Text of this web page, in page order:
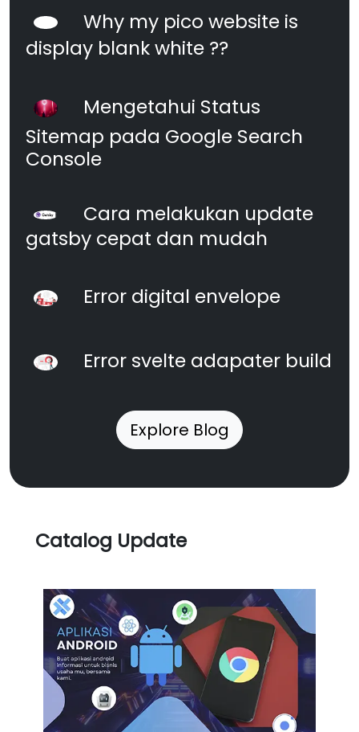
Why my pico website is
display blank white ??
Mengetahui Status
Sitemap pada Google Search
Console
Cara melakukan update
gatsby cepat dan mudah
Error digital envelope
Error svelte adapater build
Explore Blog
Catalog Update